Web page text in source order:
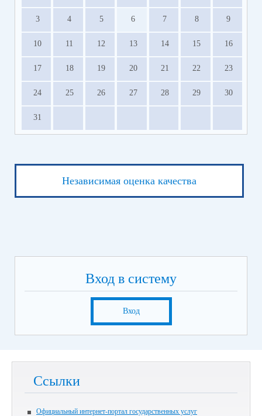
3 4 5 6 7 8 9
10 11 12 13 14 15 16
17 18 19 20 21 22 23
24 25 26 27 28 29 30
31
Независимая оценка качества
Вход в систему
Вход
Ссылки
Официальный интернет-портал государственных услуг